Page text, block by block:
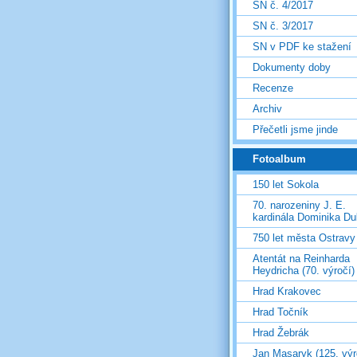
SN č. 4/2017
SN č. 3/2017
SN v PDF ke stažení
Dokumenty doby
Recenze
Archiv
Přečetli jsme jinde
Fotoalbum
150 let Sokola
70. narozeniny J. E.
kardinála Dominika
750 let města Ostravy
Atentát na Reinharda
Heydricha (70. výročí)
Hrad Krakovec
Hrad Točník
Hrad Žebrák
Jan Masaryk (125.